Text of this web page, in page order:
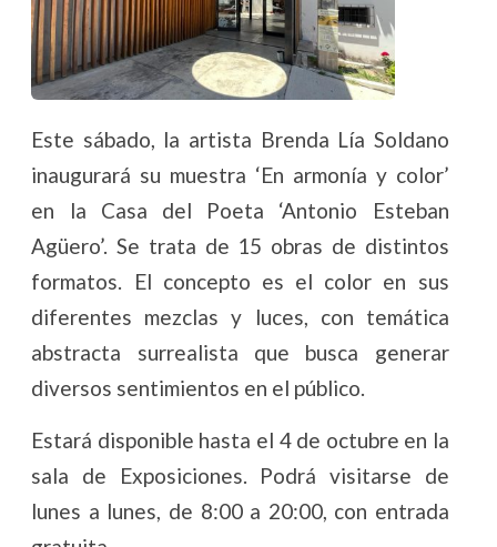
Este sábado, la artista Brenda Lía Soldano
inaugurará su muestra ‘En armonía y color’
en la Casa del Poeta ‘Antonio Esteban
Agüero’. Se trata de 15 obras de distintos
formatos. El concepto es el color en sus
diferentes mezclas y luces, con temática
abstracta surrealista que busca generar
diversos sentimientos en el público.
Estará disponible hasta el 4 de octubre en la
sala de Exposiciones. Podrá visitarse de
lunes a lunes, de 8:00 a 20:00, con entrada